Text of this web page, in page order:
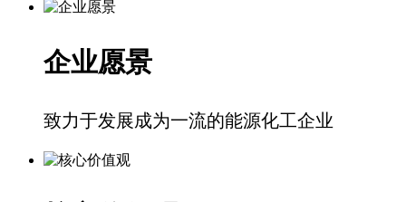
企业愿景
致力于发展成为一流的能源化工企业